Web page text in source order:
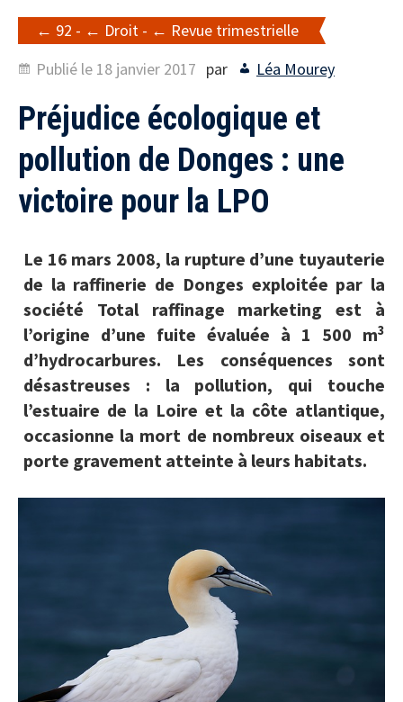
92 - Droit -
Revue trimestrielle
Publié le 18 janvier 2017 par Léa Mourey
Préjudice écologique et
pollution de Donges : une
victoire pour la LPO
Le 16 mars 2008, la rupture d’une tuyauterie
de la raffinerie de Donges exploitée par la
société Total raffinage marketing est à
l’origine d’une fuite évaluée à 1 500 m3
d’hydrocarbures. Les conséquences sont
désastreuses : la pollution, qui touche
l’estuaire de la Loire et la côte atlantique,
occasionne la mort de nombreux oiseaux et
porte gravement atteinte à leurs habitats.